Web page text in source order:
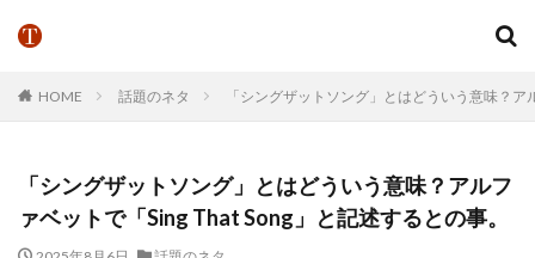
HOME 話題のネタ 「シングザットソング」とはどういう意味？
「シングザットソング」とはどういう意味？アルフ
ァベットで「Sing That Song」と記述するとの事。